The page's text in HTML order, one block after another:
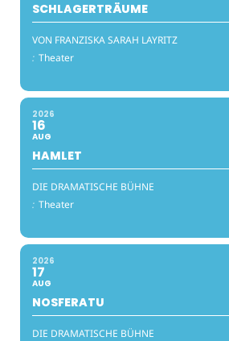
SCHLAGERTRÄUME
VON FRANZISKA SARAH LAYRITZ
: Theater
2026
16
AUG
HAMLET
DIE DRAMATISCHE BÜHNE
: Theater
2026
17
AUG
NOSFERATU
DIE DRAMATISCHE BÜHNE